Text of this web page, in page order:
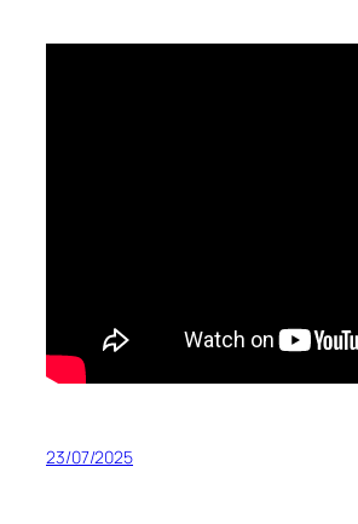
23/07/2025